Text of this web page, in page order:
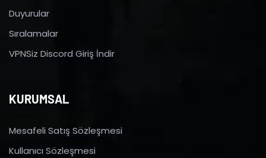
Duyurular
Sıralamalar
VPNSiz Discord Giriş İndir
KURUMSAL
Mesafeli Satış Sözleşmesi
Kullanıcı Sözleşmesi